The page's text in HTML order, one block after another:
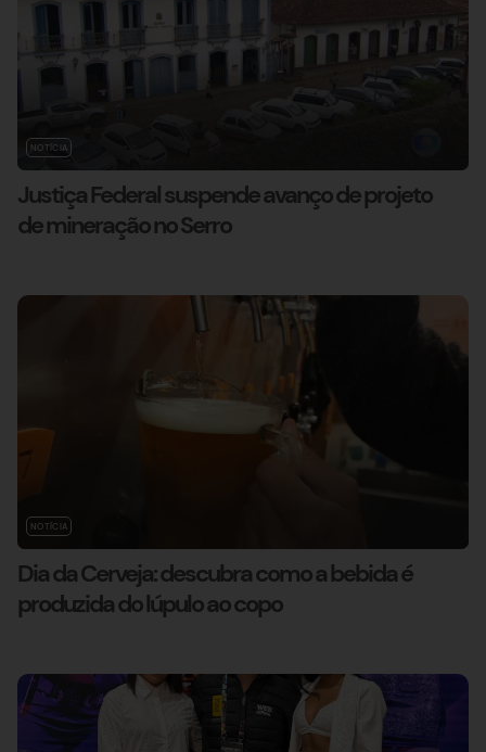
NOTÍCIA
Justiça Federal suspende avanço de projeto
de mineração no Serro
NOTÍCIA
Dia da Cerveja: descubra como a bebida é
produzida do lúpulo ao copo